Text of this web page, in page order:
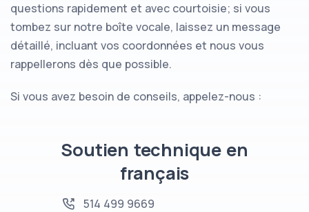
questions rapidement et avec courtoisie; si vous
tombez sur notre boîte vocale, laissez un message
détaillé, incluant vos coordonnées et nous vous
rappellerons dès que possible.
Si vous avez besoin de conseils, appelez-nous :
Soutien technique en
français
514 499 9669